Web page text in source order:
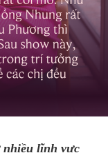
nhiều lĩnh vực